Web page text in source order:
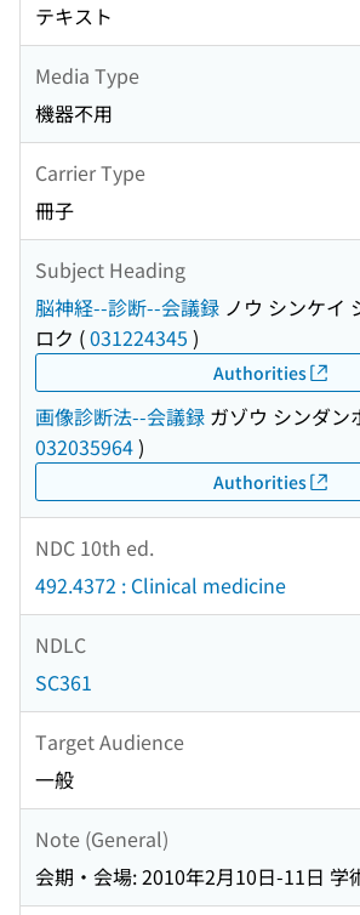
テキスト
Media Type
機器不用
Carrier Type
冊子
Subject Heading
脳神経--診断--会議録 ノウ シンケイ
ロク (031224345 )
Authorities
画像診断法--会議録 ガゾウ シンダン
032035964)
Authorities
NDC 10th ed.
492.4372 : Clinical medicine
NDLC
SC361
Target Audience
一般
Note (General)
会期・会場: 2010年2月10日-11日 学